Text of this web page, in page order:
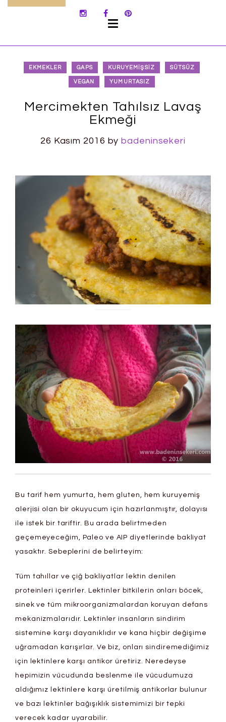
EKMEKLER GAPS KURUYEMIŞSIZ SÜTSÜZ
VEGAN YUMURTASIZ
Mercimekten Tahılsız Lavaş
Ekmeği
26 Kasım 2016 bybadeninsekeri
Bu tarif hem yumurta, hem gluten, hem kuruyemiş
alerjisi olan bir okuyucum için hazırlanmıştır, dolayısı
ile istek bir tariftir. Bu arada belirtmeden
geçemeyeceğim, Paleo ve AIP diyetlerinde bakliyat
yasaktır. Sebeplerini de belirteyim:
Tüm tahıllar ve çiğ bakliyatlar lektin denilen
proteinleri içerirler. Lektinler bitkilerin onları böcek,
sinek ve tüm mikroorganizmalardan koruyan defans
mekanizmalarıdır. Lektinler insanların sindirim
sistemine karşı dayanıklıdır ve kana hiçbir değişime
uğramadan karışırlar. Ve biz, onları sindiremediğimiz
için lektinlere karşı antikor üretiriz. Neredeyse
hepimizin vücudunda beslenme ile vücudumuza
aldığımız lektinlere karşı üretilmiş antikorlar bulunur
ve bazı lektinler bağışıklık sistemimizi bir tepki
verecek kadar uyarabilir.